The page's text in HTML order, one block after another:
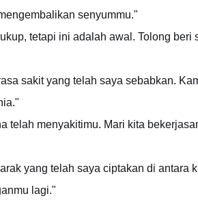
senyummu."
tetapi ini adalah awal. Tolong beri
sakit yang telah saya sebabkan.
telah menyakitimu. Mari kita
yang telah saya ciptakan di antara
lagi."